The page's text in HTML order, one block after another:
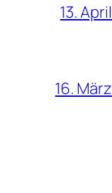
13.
16.